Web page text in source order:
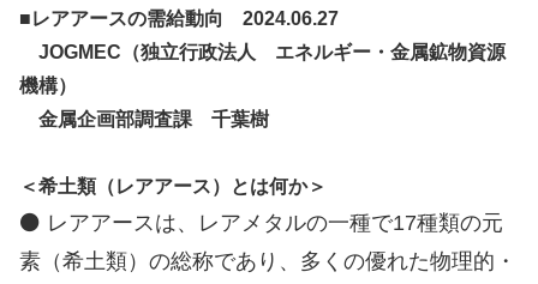
■レアアースの需給動向 2024.06.27
JOGMEC（独立行政法人 エネルギー・金属鉱物資源
機構）
金属企画部調査課 千葉樹
＜希土類（レアアース）とは何か＞
⚫ レアアースは、レアメタルの一種で17種類の元
素（希土類）の総称であり、多くの優れた物理的・